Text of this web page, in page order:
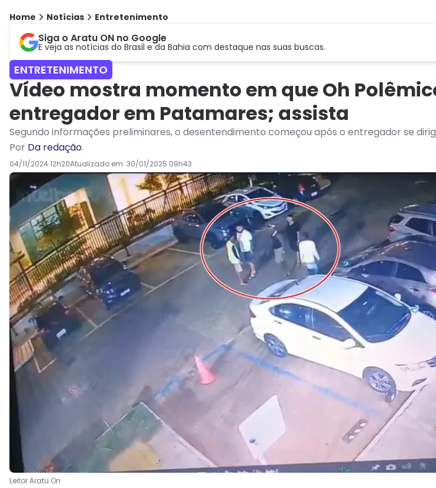
Home Notícias Entretenimento
Siga o Aratu ON no Google
E veja as notícias do Brasil e da Bahia com destaque nas suas buscas.
ENTRETENIMENTO
Vídeo mostra momento em que Oh
entregador em Patamares; assista
Segundo informações preliminares, o desentendimento começou após o entregador se
Por Da redação.
04/11/2024 12h20Atualizado em: 30/01/2025 09h43
Leitor Aratu On